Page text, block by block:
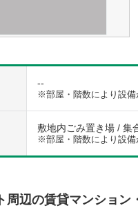
--
※部屋・階数により設備
敷地内ごみ置き場 / 集
※部屋・階数により設備
周辺の賃貸マンション